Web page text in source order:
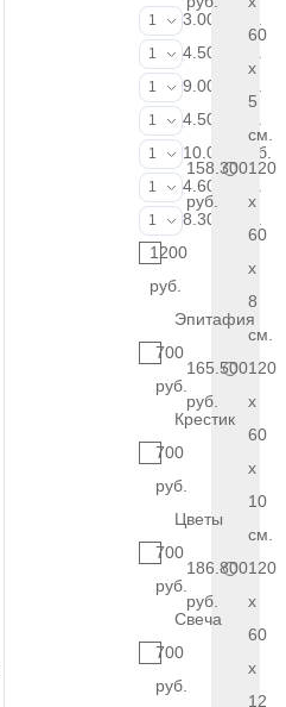
ФИО и даты
1
3.000 руб.
ФИО и даты
1
4.500 руб.
ФИО и даты
1
9.000 руб.
Портрет
1
4.500 руб.
Портрет
1
10.000 руб.
Фотокерамика
1
4.600 руб.
Фото на
1
8.300 руб.
1200
руб.
Эпитафия
700
руб.
Крестик
700
руб.
Цветы
700
руб.
Свеча
700
руб.
60
x
5
см.
158.300
руб.
120
x
60
x
8
см.
165.500
руб.
120
x
60
x
10
см.
186.800
руб.
120
x
60
x
12